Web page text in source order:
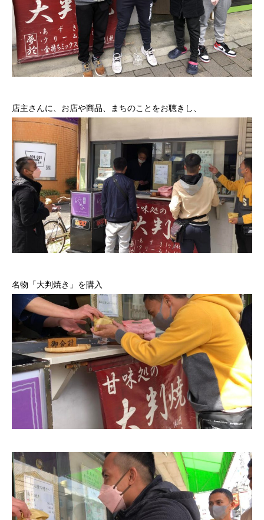
店主さんに、お店や商品、まちのことをお聴きし、
名物「大判焼き」を購入